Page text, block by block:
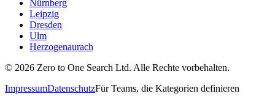
Nürnberg
Leipzig
Dresden
Ulm
Herzogenaurach
© 2026 Zero to One Search Ltd. Alle Rechte vorbehalten.
ImpressumDatenschutzFür Teams, die Kategorien definieren